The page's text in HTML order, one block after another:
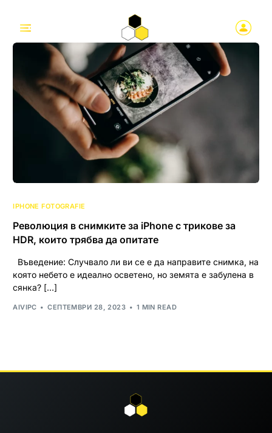
IPHONE FOTOGRAFIE
Революция в снимките за iPhone с трикове за
HDR, които трябва да опитате
Въведение: Случвало ли ви се е да направите снимка, на
която небето е идеално осветено, но земята е забулена в
сянка? […]
AIVIPC СЕПТЕМВРИ 28, 2023 1 MIN READ